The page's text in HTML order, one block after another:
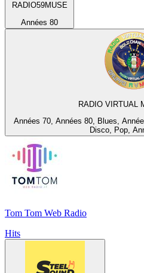
RADIO59MUSE
Années 80
RADIO VIRTUAL
Années 70, Années 80, Blues,
Disco, Pop,
Tom Tom Web Radio
Hits